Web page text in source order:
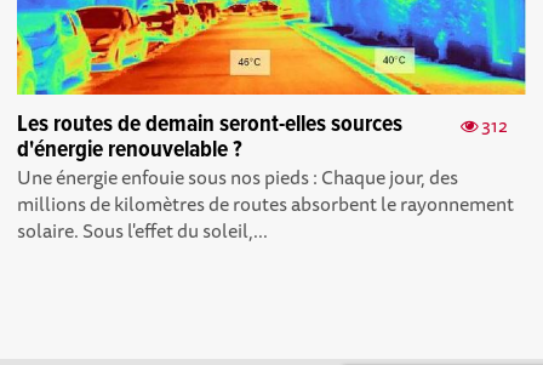
312
Les routes de demain seront-elles sources
d'énergie renouvelable ?
Une énergie enfouie sous nos pieds : Chaque jour, des
millions de kilomètres de routes absorbent le rayonnement
solaire. Sous l'effet du soleil,...